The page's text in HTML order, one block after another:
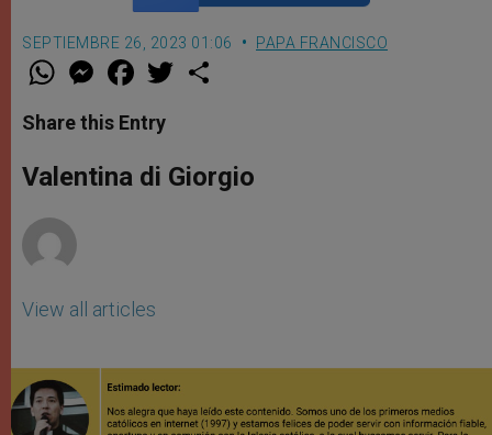
SEPTIEMBRE 26, 2023 01:06 PAPA FRANCISCO
W
t
s
p
p
M
e
s
e
g
e
F
a
e
b
o
k
w
r
Share this Entry
Valentina di Giorgio
View all articles